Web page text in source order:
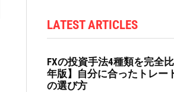
LATEST ARTICLES
FXの投資手法4種類を完全
年版】自分に合ったトレー
の選び方